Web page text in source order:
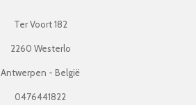
Ter Voort 182
2260 Westerlo
Antwerpen - België
0476441822